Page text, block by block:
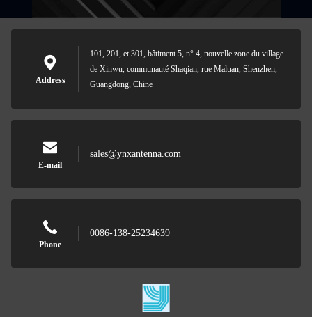
Address
101, 201, et 301, bâtiment 5, n° 4, nouvelle zone du village
de Xinwu, communauté Shaqian, rue Maluan, Shenzhen,
Guangdong, Chine
E-mail
sales@ynxantenna.com
Phone
0086-138-25234639